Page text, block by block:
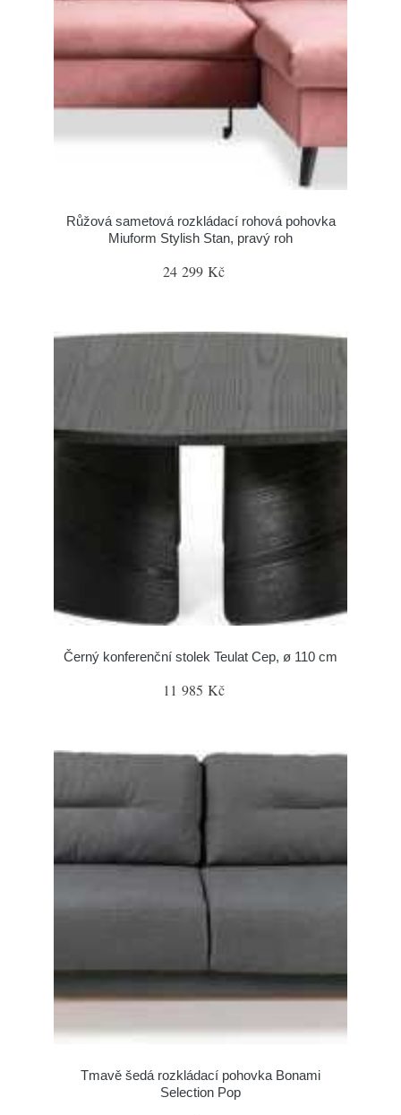
Růžová sametová rozkládací rohová pohovka
Miuform Stylish Stan, pravý roh
24 299 Kč
Černý konferenční stolek Teulat Cep, ø 110 cm
11 985 Kč
Tmavě šedá rozkládací pohovka Bonami
Selection Pop